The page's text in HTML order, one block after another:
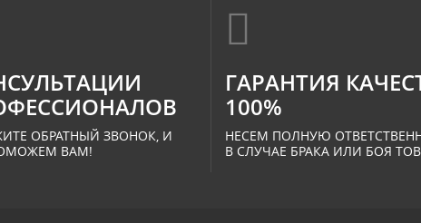
ОБРАТНЫЙ ЗВОНОК, И
ВАМ!
ГАРАНТИЯ
100%
НЕСЕМ ПОЛНУЮ
В СЛУЧАЕ БРАКА ИЛИ БОЯ